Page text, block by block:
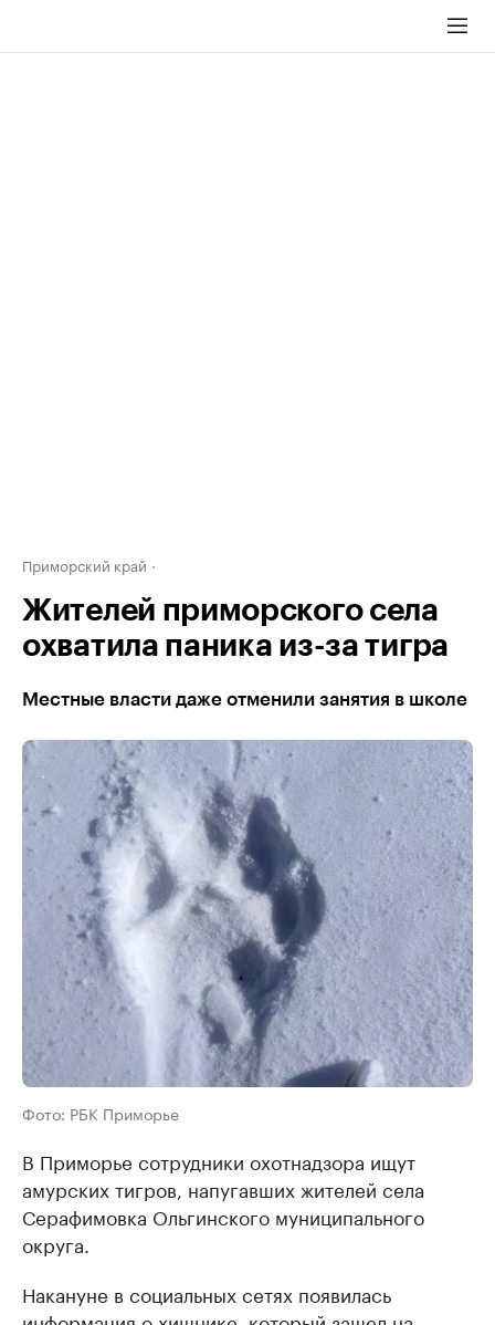
Приморский край
Жителей приморского села
охватила паника из-за тигра
Местные власти даже отменили занятия в школе
Фото: РБК Приморье
В Приморье сотрудники охотнадзора ищут
амурских тигров, напугавших жителей села
Серафимовка Ольгинского муниципального
округа.
Накануне в социальных сетях появилась